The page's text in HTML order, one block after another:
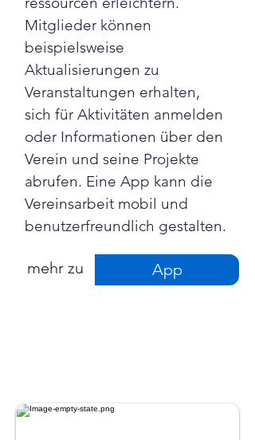
Mitglieder können
beispielsweise
Aktualisierungen zu
Veranstaltungen erhalten,
sich für Aktivitäten anmelden
oder Informationen über den
Verein und seine Projekte
abrufen. Eine App kann die
Vereinsarbeit mobil und
benutzerfreundlich gestalten.
mehr zu App